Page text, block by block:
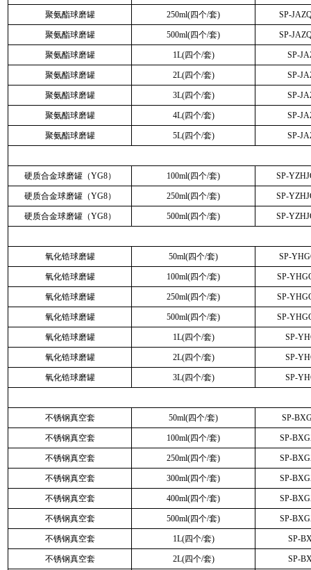
聚氨酯球磨罐 250ml(四个/套) SP-
聚氨酯球磨罐 500ml(四个/套) SP-
聚氨酯球磨罐 1L(四个/套) SP-
聚氨酯球磨罐 2L(四个/套) SP-
聚氨酯球磨罐 3L(四个/套) SP-
聚氨酯球磨罐 4L(四个/套) SP-
聚氨酯球磨罐 5L(四个/套) SP-
硬质合金球磨罐（YG8） 100ml(四个/套) SP-
硬质合金球磨罐（YG8） 250ml(四个/套) SP-
硬质合金球磨罐（YG8） 500ml(四个/套) SP-
氧化锆球磨罐 50ml(四个/套) SP-
氧化锆球磨罐 100ml(四个/套) SP-
氧化锆球磨罐 250ml(四个/套) SP-
氧化锆球磨罐 500ml(四个/套) SP-
氧化锆球磨罐 1L(四个/套) SP-
氧化锆球磨罐 2L(四个/套) SP-
氧化锆球磨罐 3L(四个/套) SP-
不锈钢真空套 50ml(四个/套) SP-
不锈钢真空套 100ml(四个/套) SP-
不锈钢真空套 250ml(四个/套) SP-
不锈钢真空套 300ml(四个/套) SP-
不锈钢真空套 400ml(四个/套) SP-
不锈钢真空套 500ml(四个/套) SP-
不锈钢真空套 1L(四个/套) SP-
不锈钢真空套 2L(四个/套) SP-